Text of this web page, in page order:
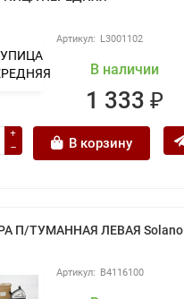
L3001102
В наличии
1 333 ₽
В корзину
П/ТУМАННАЯ ЛЕВАЯ Solano
B4116100